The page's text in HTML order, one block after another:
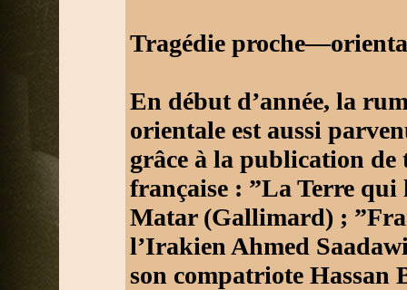
Tragédie
En début d’année, la
orientale est aussi
grâce à la publication
française : ”La Terre qui
Matar (Gallimard) ;
l’Irakien Ahmed
son compatriote Hassan